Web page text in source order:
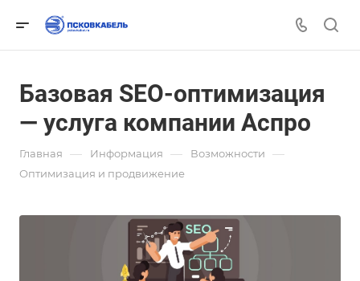
Базовая SEO-оптимизация
— услуга компании Аспро
Главная — Информация — Возможности —
Оптимизация и продвижение